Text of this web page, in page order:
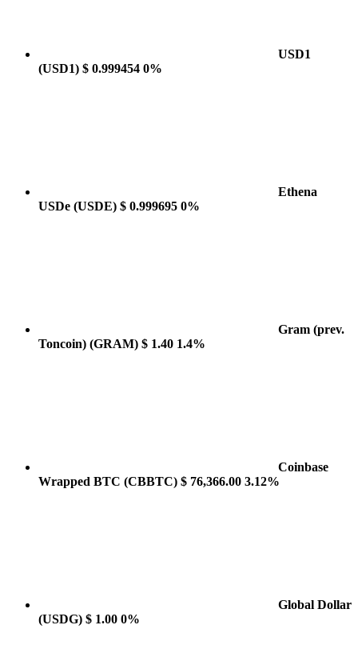
USD1
(USD1) $ 0.999454 0%
Ethena
USDe (USDE) $ 0.999695 0%
Gram (prev.
Toncoin) (GRAM) $ 1.40 1.4%
Coinbase
Wrapped BTC (CBBTC) $ 76,366.00 3.12%
Global Dollar
(USDG) $ 1.00 0%